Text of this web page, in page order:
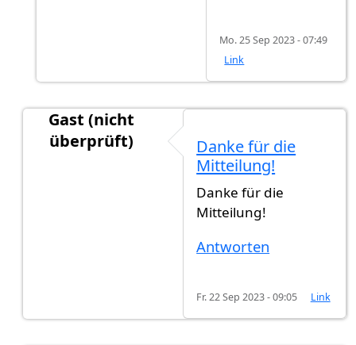
Mo. 25 Sep 2023 - 07:49
Link
Gast (nicht
überprüft)
Hallo zusammen, zur Infos.:…
Danke für die
Mitteilung!
Danke für die
Mitteilung!
Antworten
Fr. 22 Sep 2023 - 09:05 Link